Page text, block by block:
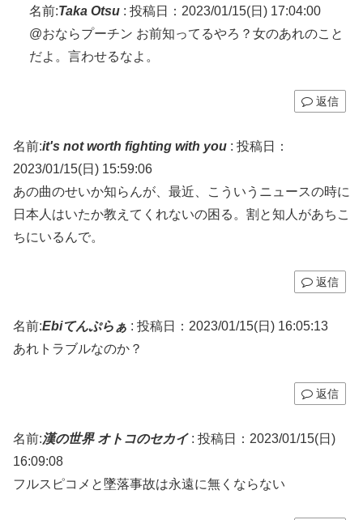
名前:Taka Otsu : 投稿日：2023/01/15(日) 17:04:00
@おならプーチン お前知ってるやろ？女のあれのこと
だよ。言わせるなよ。
返信
名前:it's not worth fighting with you : 投稿日：
2023/01/15(日) 15:59:06
あの曲のせいか知らんが、最近、こういうニュースの時に
日本人はいたか教えてくれないの困る。割と知人があちこ
ちにいるんで。
返信
名前:Ebiてんぷらぁ : 投稿日：2023/01/15(日) 16:05:13
あれトラブルなのか？
返信
名前:漢の世界 オトコのセカイ: 投稿日：2023/01/15(日)
16:09:08
フルスピコメと墜落事故は永遠に無くならない